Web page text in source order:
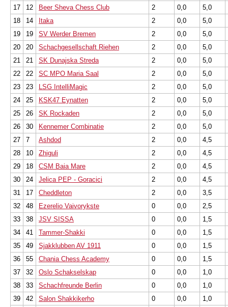
17
12 Beer Sheva Chess Club 2 0,0
5,0
18
14 Itaka 2 0,0
5,0
19
19 SV Werder Bremen 2 0,0
5,0
20
20 Schachgesellschaft Riehen 2 0,0
5,0
21
21 SK Dunajska Streda 2 0,0
5,0
22
22 SC MPO Maria Saal 2 0,0
5,0
23
23 LSG IntelliMagic 2 0,0
5,0
24
25 KSK47 Eynatten 2 0,0
5,0
25
26 SK Rockaden 2 0,0
5,0
26
30 Kennemer Combinatie 2 0,0
5,0
27
7 Ashdod 2 0,0
4,5
28
10 Zhiguli 2 0,0
4,5
29
18 CSM Baia Mare 2 0,0
4,5
30
24 Jelica PEP - Goracici 2 0,0
4,5
31
17 Cheddleton 2 0,0
3,5
32
48 Ezerelio Vaivorykste 0 0,0
2,5
33
38 JSV SISSA 0 0,0
1,5
34
41 Tammer-Shakki 0 0,0
1,5
35
49 Sjakklubben AV 1911 0 0,0
1,5
36
55 Chania Chess Academy 0 0,0
1,5
37
32 Oslo Schakselskap 0 0,0
1,0
38
33 Schachfreunde Berlin 0 0,0
1,0
39
42 Salon Shakkikerho 0 0,0
1,0